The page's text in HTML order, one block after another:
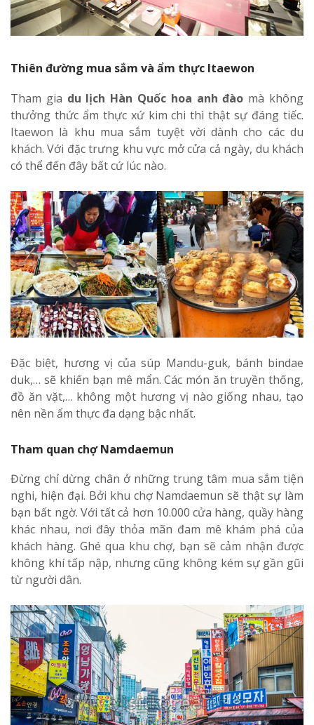
Thiên đường mua sắm và ẩm thực Itaewon
Tham gia du lịch Hàn Quốc hoa anh đào mà không
thưởng thức ẩm thực xứ kim chi thì thật sự đáng tiếc.
Itaewon là khu mua sắm tuyệt vời dành cho các du
khách. Với đặc trưng khu vực mở cửa cả ngày, du khách
có thể đến đây bất cứ lúc nào.
Đặc biệt, hương vị của súp Mandu-guk, bánh bindae
duk,… sẽ khiến bạn mê mẩn. Các món ăn truyền thống,
đồ ăn vặt,… không một hương vị nào giống nhau, tạo
nên nền ẩm thực đa dạng bậc nhất.
Tham quan chợ Namdaemun
Đừng chỉ dừng chân ở những trung tâm mua sắm tiện
nghi, hiện đại. Bởi khu chợ Namdaemun sẽ thật sự làm
bạn bất ngờ. Với tất cả hơn 10.000 cửa hàng, quầy hàng
khác nhau, nơi đây thỏa mãn đam mê khám phá của
khách hàng. Ghé qua khu chợ, bạn sẽ cảm nhận được
không khí tấp nập, nhưng cũng không kém sự gần gũi
từ người dân.